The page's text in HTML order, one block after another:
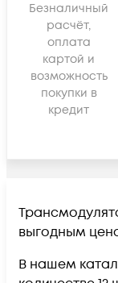
Безналичный
расчёт,
оплата
картой и
возможность
покупки в
кредит
выгодным
В нашем